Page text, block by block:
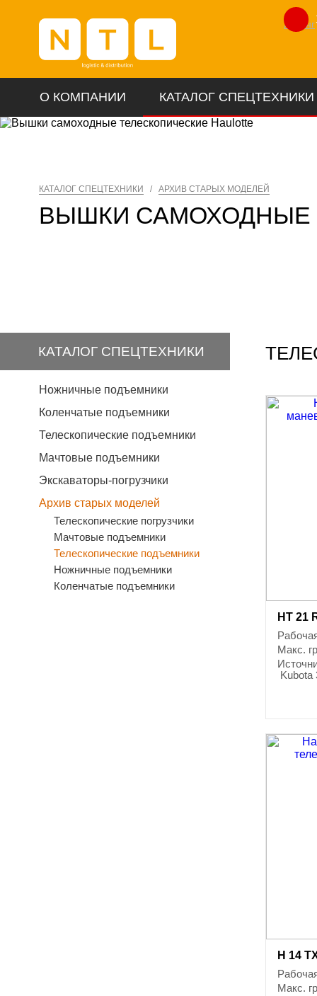
Лизинг
О КОМПАНИИ КАТАЛОГ СПЕЦТЕХНИКИ
КАТАЛОГ СПЕЦТЕХНИКИ / АРХИВ СТАРЫХ МОДЕЛЕЙ
ВЫШКИ САМОХОДНЫЕ
КАТАЛОГ СПЕЦТЕХНИКИ
Ножничные подъемники
Коленчатые подъемники
Телескопические подъемники
Мачтовые подъемники
Экскаваторы-погрузчики
Архив старых моделей
Телескопические погрузчики
Мачтовые подъемники
Телескопические подъемники
Ножничные подъемники
Коленчатые подъемники
HT 21
Макс.
Kubota
H 14
Макс.